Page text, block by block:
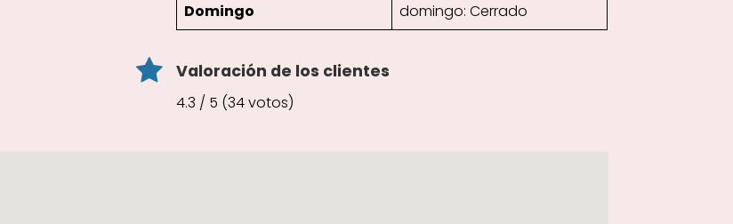
Domingo
domingo: Cerrado
Valoración de los clientes
4.3 / 5 (34 votos)